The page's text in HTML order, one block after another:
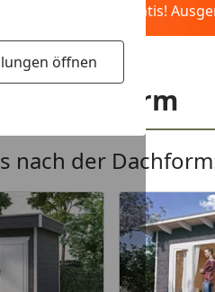
öffnen
Filter&Pflege gratis!
Dachform
nach der